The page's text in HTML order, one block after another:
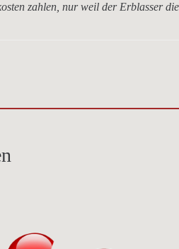
zahlen, nur weil der Erblasser